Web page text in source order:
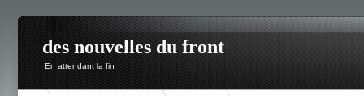
des nouvelles du front
En attendant la fin